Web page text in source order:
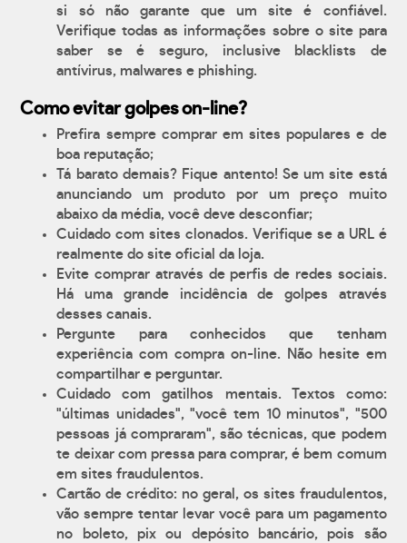
si só não garante que um site é confiável.
Verifique todas as informações sobre o site para
saber se é seguro, inclusive blacklists de
antívirus, malwares e phishing.
Como evitar golpes on-line?
Prefira sempre comprar em sites populares e de
boa reputação;
Tá barato demais? Fique antento! Se um site está
anunciando um produto por um preço muito
abaixo da média, você deve desconfiar;
Cuidado com sites clonados. Verifique se a URL é
realmente do site oficial da loja.
Evite comprar através de perfis de redes sociais.
Há uma grande incidência de golpes através
desses canais.
Pergunte para conhecidos que tenham
experiência com compra on-line. Não hesite em
compartilhar e perguntar.
Cuidado com gatilhos mentais. Textos como:
"últimas unidades", "você tem 10 minutos", "500
pessoas já compraram", são técnicas, que podem
te deixar com pressa para comprar, é bem comum
em sites fraudulentos.
Cartão de crédito: no geral, os sites fraudulentos,
vão sempre tentar levar você para um pagamento
no boleto, pix ou depósito bancário, pois são